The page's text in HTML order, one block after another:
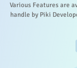
Various Features are
handle by Piki